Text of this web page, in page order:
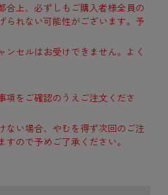
上、必ずしもご購入者様全員の
られない可能性がございます。予
セルはお受けできません。よく
項をご確認のうえご注文くださ
ない場合、やむを得ず次回のご注
ので予めご了承ください。